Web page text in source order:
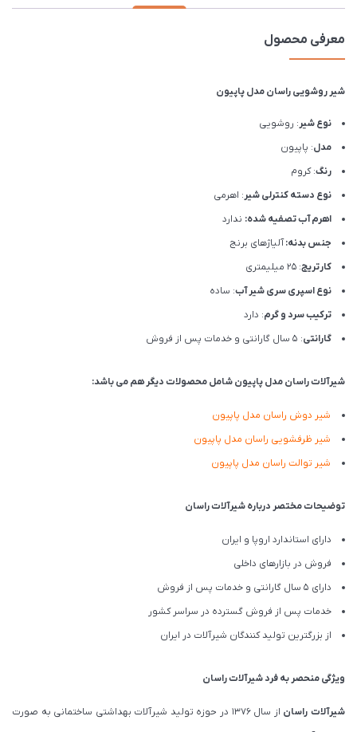
معرفی محصول
شیر روشویی راسان مدل پاپیون
نوع شیر: روشویی
مدل: پاپیون
رنگ: کروم
نوع دسته کنترلی شیر: اهرمی
اهرم آب تصفیه شده: ندارد
جنس بدنه:آلیاژهای برنج
کارتریج: 25 میلیمتری
نوع اسپری سری شیر آب: ساده
ترکیب سرد و گرم: دارد
گارانتی: 5 سال گارانتی و خدمات پس از فروش
شیرآلات راسان مدل پاپیون شامل محصولات دیگر هم می باشد:
شیر دوش راسان مدل پاپیون
شیر ظرفشویی راسان مدل پاپیون
شیر توالت راسان مدل پاپیون
توضیحات مختصر درباره شیرآلات راسان
دارای استاندارد اروپا و ایران
فروش در بازارهای داخلی
دارای 5 سال گارانتی و خدمات پس از فروش
خدمات پس از فروش گسترده در سراسر کشور
از بزرگترین تولید کنندگان شیرآلات در ایران
ویژگی منحصر به فرد شیرآلات راسان
شیرآلات راسان
از سال 1376 در حوزه تولید شیرآلات بهداشتی ساختمانی به صورت